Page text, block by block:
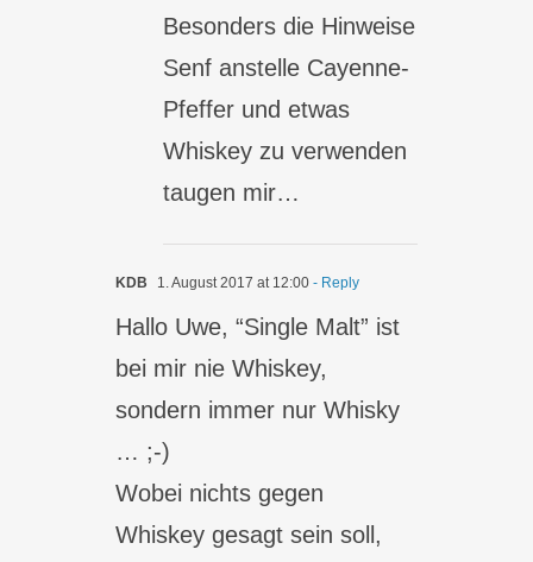
Besonders die Hinweise
Senf anstelle Cayenne-
Pfeffer und etwas
Whiskey zu verwenden
taugen mir…
KDB 1. August 2017 at 12:00 - Reply
Hallo Uwe, “Single Malt” ist
bei mir nie Whiskey,
sondern immer nur Whisky
… ;-)
Wobei nichts gegen
Whiskey gesagt sein soll,